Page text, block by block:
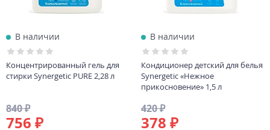
В наличии
Концентрированный гель для
стирки Synergetic PURE 2,28 л
840 ₽
756 ₽
В наличии
Кондиционер детский для белья
Synergetic «Нежное
прикосновение» 1,5 л
420 ₽
378 ₽